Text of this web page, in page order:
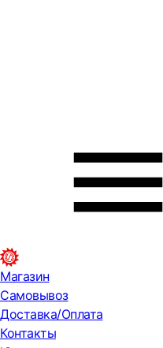
Магазин
Самовывоз
Доставка/Оплата
Контакты